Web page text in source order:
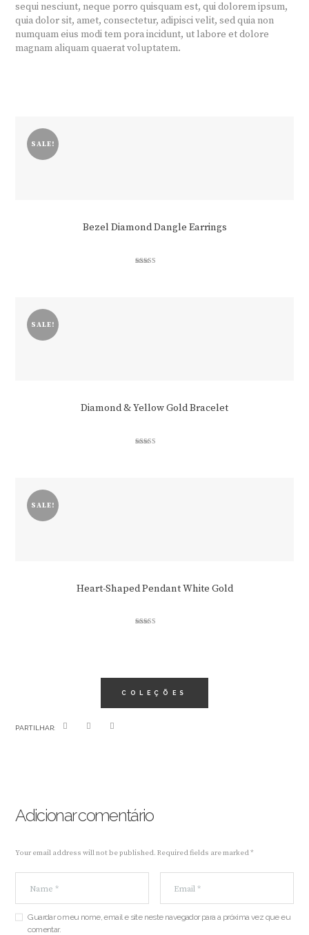
sequi nesciunt, neque porro quisquam est, qui dolorem ipsum,
quia dolor sit, amet, consectetur, adipisci velit, sed quia non
numquam eius modi tem pora incidunt, ut labore et dolore
magnam aliquam quaerat voluptatem.
SALE!
Bezel Diamond Dangle Earrings
SALE!
Diamond & Yellow Gold Bracelet
SALE!
Heart-Shaped Pendant White Gold
COLEÇÕES
PARTILHAR:
Adicionar comentário
Your email address will not be published. Required fields are marked *
Guardar o meu nome, email e site neste navegador para a próxima vez que eu
comentar.